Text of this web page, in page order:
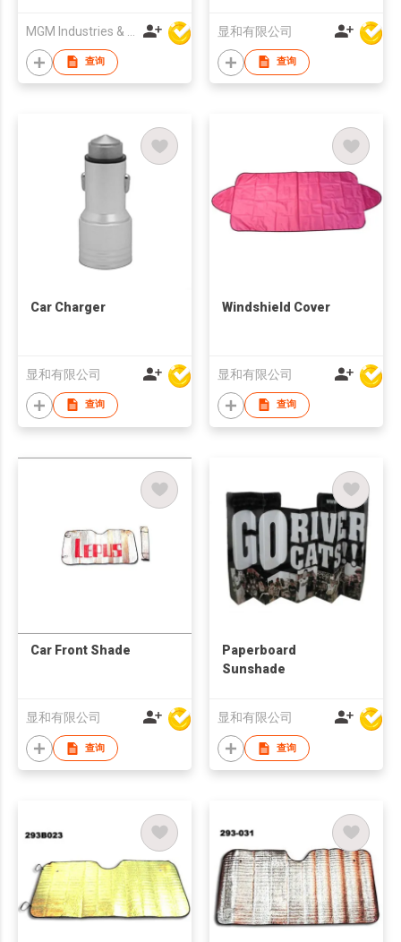
查询
显和有限公司
查询
Car Charger
显和有限公司
查询
Windshield Cover
显和有限公司
查询
Car Front Shade
显和有限公司
查询
Paperboard
Sunshade
显和有限公司
查询